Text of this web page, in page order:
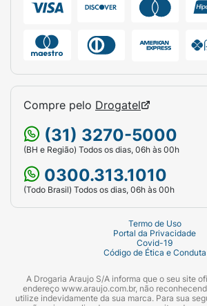
Compre pelo Drogatel
(31) 3270-5000
(BH e Região) Todos os dias, 06h às 00h
0300.313.1010
(Todo Brasil) Todos os dias, 06h às 00h
Termo de Uso
Portal da Privacidade
Covid-19
Código de Ética e Conduta
A Drogaria Araujo S/A informa que o seu site
endereço www.araujo.com.br, não
utilize indevidamente da sua marca. Para sua